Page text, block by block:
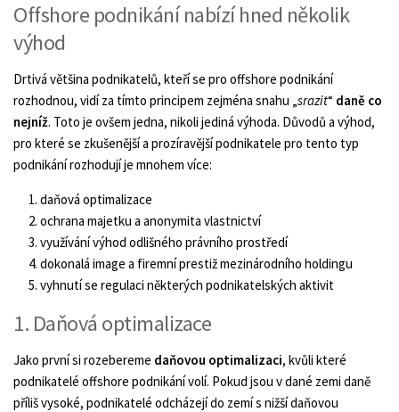
Offshore podnikání nabízí hned několik
výhod
Drtivá většina podnikatelů, kteří se pro offshore podnikání
rozhodnou, vidí za tímto principem zejména snahu „srazit“ daně co
nejníž. Toto je ovšem jedna, nikoli jediná výhoda. Důvodů a výhod,
pro které se zkušenější a prozíravější podnikatele pro tento typ
podnikání rozhodují je mnohem více:
daňová optimalizace
ochrana majetku a anonymita vlastnictví
využívání výhod odlišného právního prostředí
dokonalá image a firemní prestiž mezinárodního holdingu
vyhnutí se regulaci některých podnikatelských aktivit
1. Daňová optimalizace
Jako první si rozebereme daňovou optimalizaci, kvůli které
podnikatelé offshore podnikání volí. Pokud jsou v dané zemi daně
příliš vysoké, podnikatelé odcházejí do zemí s nižší daňovou